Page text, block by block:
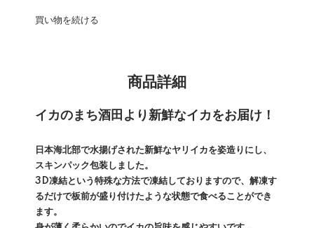
買い物を続ける
商品詳細
イカのまち酒田より新鮮なイカをお届け！
日本海北部で水揚げされた新鮮なヤリイカを姿造りにし、
スキンパック包装しました。
3D凍結という特殊な方法で凍結しておりますので、解凍す
るだけで板前が盛り付けたような状態で食べることができ
ます。